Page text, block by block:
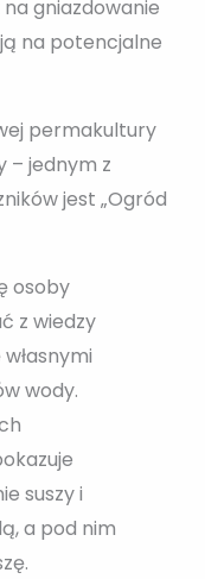
gniazdowanie
na potencjalne
permakultury
– jednym z
jest „Ogród
osoby
z wiedzy
wody.
suszy i
a pod nim